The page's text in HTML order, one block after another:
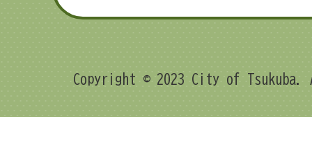
Copyright © 2023 City of